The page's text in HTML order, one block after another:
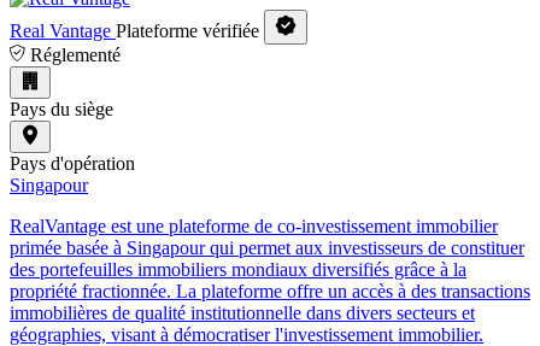
Real Vantage Plateforme vérifiée
Réglementé
Pays du siège
Pays d'opération
Singapour
RealVantage est une plateforme de co-investissement immobilier
primée basée à Singapour qui permet aux investisseurs de constituer
des portefeuilles immobiliers mondiaux diversifiés grâce à la
propriété fractionnée. La plateforme offre un accès à des transactions
immobilières de qualité institutionnelle dans divers secteurs et
géographies, visant à démocratiser l'investissement immobilier.